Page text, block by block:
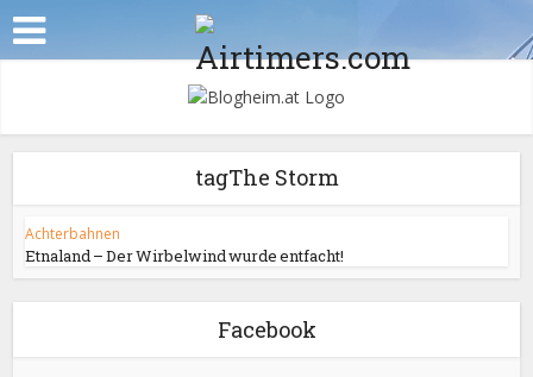
tagThe Storm
Achterbahnen
Etnaland – Der Wirbelwind wurde entfacht!
Facebook